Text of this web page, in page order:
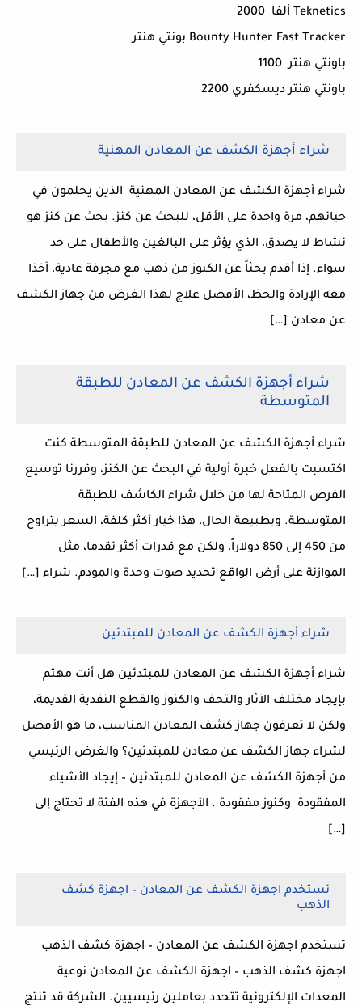
Teknetics ألفا 2000
Bounty Hunter Fast Tracker بونتي هنتر
باونتي هنتر 1100
باونتي هنتر ديسكفري 2200
شراء أجهزة الكشف عن المعادن المهنية
شراء أجهزة الكشف عن المعادن المهنية الذين يحلمون في
حياتهم، مرة واحدة على الأقل، للبحث عن كنز. بحث عن كنز هو
نشاط لا يصدق، الذي يؤثر على البالغين والأطفال على حد
سواء. إذا أقدم بحثاً عن الكنوز من ذهب مع مجرفة عادية، آخذا
معه الإرادة والحظ، الأفضل علاج لهذا الغرض من جهاز الكشف
عن معادن […]
شراء أجهزة الكشف عن المعادن للطبقة
المتوسطة
شراء أجهزة الكشف عن المعادن للطبقة المتوسطة كنت
اكتسبت بالفعل خبرة أولية في البحث عن الكنز، وقررنا توسيع
الفرص المتاحة لها من خلال شراء الكاشف للطبقة
المتوسطة. وبطبيعة الحال، هذا خيار أكثر كلفة، السعر يتراوح
من 450 إلى 850 دولاراً، ولكن مع قدرات أكثر تقدما، مثل
الموازنة على أرض الواقع تحديد صوت وحدة والمودم. شراء […]
شراء أجهزة الكشف عن المعادن للمبتدئين
شراء أجهزة الكشف عن المعادن للمبتدئين هل أنت مهتم
بإيجاد مختلف الآثار والتحف والكنوز والقطع النقدية القديمة،
ولكن لا تعرفون جهاز كشف المعادن المناسب، ما هو الأفضل
لشراء جهاز الكشف عن معادن للمبتدئين؟ والغرض الرئيسي
من أجهزة الكشف عن المعادن للمبتدئين – إيجاد الأشياء
المفقودة وكنوز مفقودة . الأجهزة في هذه الفئة لا تحتاج إلى
[…]
تستخدم اجهزة الكشف عن المعادن – اجهزة كشف
الذهب
تستخدم اجهزة الكشف عن المعادن – اجهزة كشف الذهب
اجهزة كشف الذهب – اجهزة الكشف عن المعادن نوعية
المعدات الإلكترونية تتحدد بعاملين رئيسيين. الشركة قد تنتج